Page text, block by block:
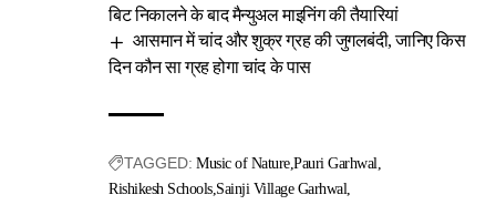
बिट निकालने के बाद मैन्युअल माइनिंग की तैयारियां
आसमान में चांद और शुक्र ग्रह की जुगलबंदी, जानिए किस
दिन कौन सा ग्रह होगा चांद के पास
TAGGED: Music of Nature Pauri Garhwal
Rishikesh Schools Sainji Village Garhwal